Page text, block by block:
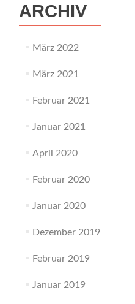
ARCHIV
März 2022
März 2021
Februar 2021
Januar 2021
April 2020
Februar 2020
Januar 2020
Dezember 2019
Februar 2019
Januar 2019